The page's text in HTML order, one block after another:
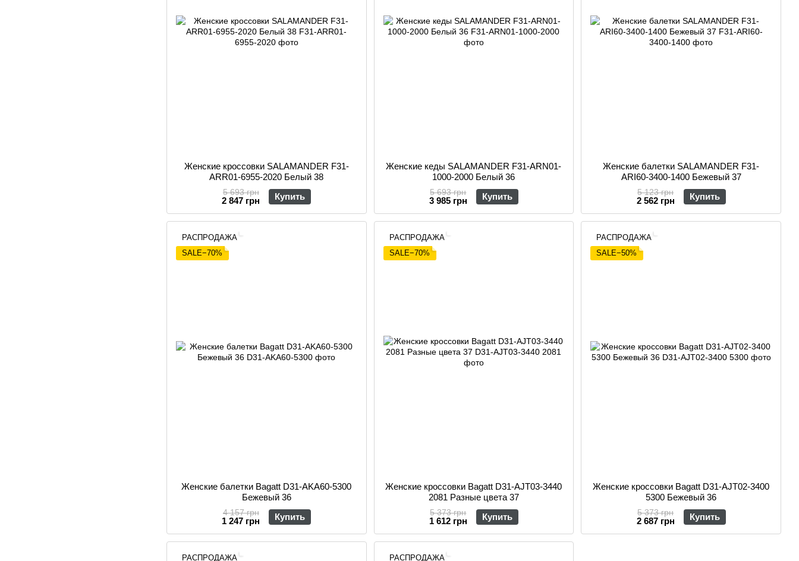
Женские кроссовки SALAMANDER F31-
ARR01-6955-2020 Белый 38
5 693 грн
2 847 грн Купить
Женские кеды SALAMANDER F31-ARN01-
1000-2000 Белый 36
5 693 грн
3 985 грн Купить
Женские балетки SALAMANDER F31-
ARI60-3400-1400 Бежевый 37
5 123 грн
2 562 грн Купить
РАСПРОДАЖА
SALE−70%
Женские балетки Bagatt D31-AKA60-5300
Бежевый 36
4 157 грн
1 247 грн Купить
РАСПРОДАЖА
SALE−70%
Женские кроссовки Bagatt D31-AJT03-3440
2081 Разные цвета 37
5 373 грн
1 612 грн Купить
РАСПРОДАЖА
SALE−50%
Женские кроссовки Bagatt D31-AJT02-3400
5300 Бежевый 36
5 373 грн
2 687 грн Купить
РАСПРОДАЖА РАСПРОДАЖА